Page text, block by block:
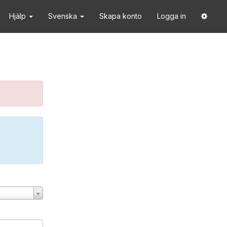
Hjälp Svenska Skapa konto Logga in